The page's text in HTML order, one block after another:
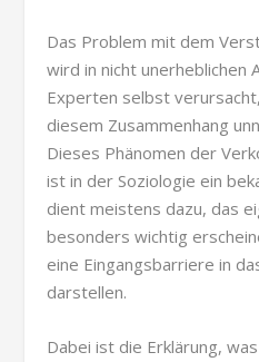
Das Problem mit dem
wird in nicht unerheblichen
Experten selbst
diesem Zusammenhang
Dieses Phänomen der
ist in der Soziologie ein
dient meistens dazu, das
besonders wichtig
eine Eingangsbarriere in
darstellen.
Dabei ist die Erklärung,